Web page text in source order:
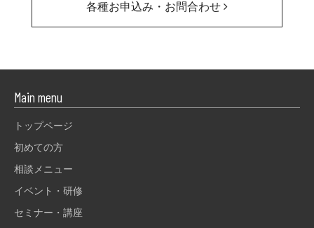
各種お申込み・お問合わせ
Main menu
トップページ
初めての方
相談メニュー
イベント・研修
セミナー・講座